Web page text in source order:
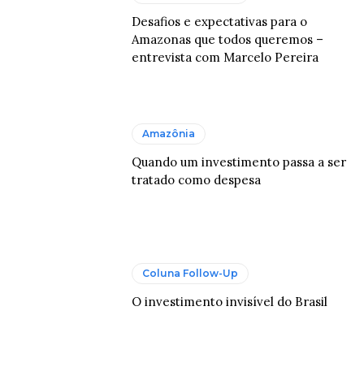
Desafios e expectativas para o
Amazonas que todos queremos –
entrevista com Marcelo Pereira
Amazônia
Quando um investimento passa a ser
tratado como despesa
Coluna Follow-Up
O investimento invisível do Brasil